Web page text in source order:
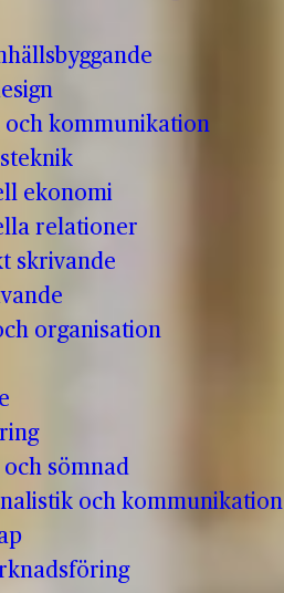
kommunikation
ekonomi
relationer
skrivande
organisation
och sömnad
och kommunikation